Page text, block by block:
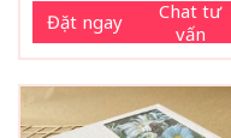
Đặt ngay
Chat tư
vấn